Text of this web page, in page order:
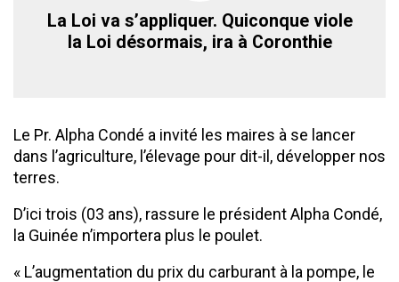
La Loi va s’appliquer. Quiconque viole
la Loi désormais, ira à Coronthie
Le Pr. Alpha Condé a invité les maires à se lancer
dans l’agriculture, l’élevage pour dit-il, développer nos
terres.
D’ici trois (03 ans), rassure le président Alpha Condé,
la Guinée n’importera plus le poulet.
« L’augmentation du prix du carburant à la pompe, le